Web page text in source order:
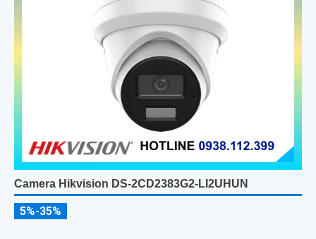
Camera Hikvision DS-2CD2383G2-LI2UHUN
5%-35%